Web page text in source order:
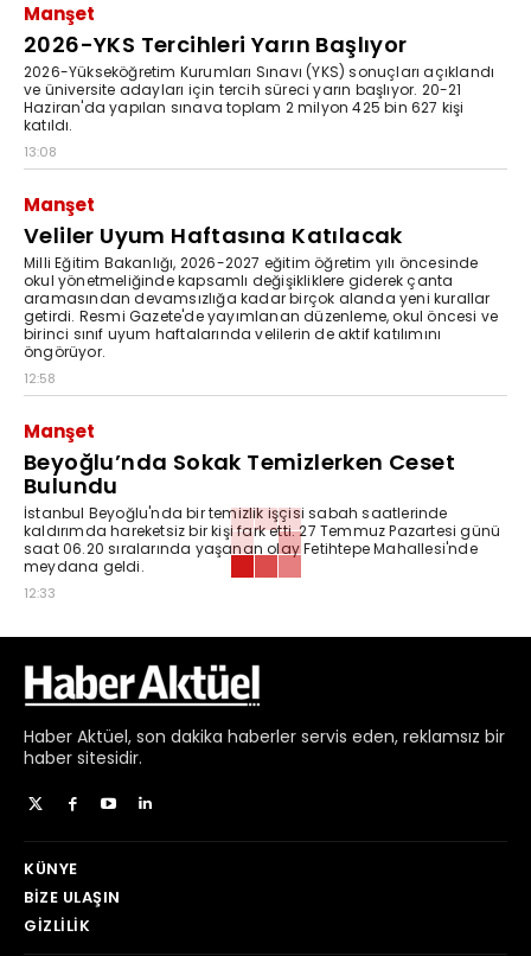
Manşet
2026-YKS Tercihleri Yarın Başlıyor
2026-Yükseköğretim Kurumları Sınavı (YKS) sonuçları açıklandı
ve üniversite adayları için tercih süreci yarın başlıyor. 20-21
Haziran'da yapılan sınava toplam 2 milyon 425 bin 627 kişi
katıldı.
13:08
Manşet
Veliler Uyum Haftasına Katılacak
Milli Eğitim Bakanlığı, 2026-2027 eğitim öğretim yılı öncesinde
okul yönetmeliğinde kapsamlı değişikliklere giderek çanta
aramasından devamsızlığa kadar birçok alanda yeni kurallar
getirdi. Resmi Gazete'de yayımlanan düzenleme, okul öncesi ve
birinci sınıf uyum haftalarında velilerin de aktif katılımını
öngörüyor.
12:58
Manşet
Beyoğlu’nda Sokak Temizlerken Ceset
Bulundu
İstanbul Beyoğlu'nda bir temizlik işçisi sabah saatlerinde
kaldırımda hareketsiz bir kişi fark etti. 27 Temmuz Pazartesi günü
saat 06.20 sıralarında yaşanan olay Fetihtepe Mahallesi'nde
meydana geldi.
12:33
Haber Aktüel, son dakika haberler servis eden, reklamsız bir
haber sitesidir.
KÜNYE
BIZE ULAŞIN
GIZLILIK